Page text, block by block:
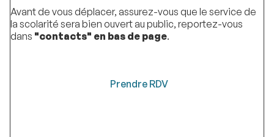
Avant de vous déplacer, assurez-vous que le service de
la scolarité sera bien ouvert au public, reportez-vous
dans "contacts" en bas de page.
Prendre RDV